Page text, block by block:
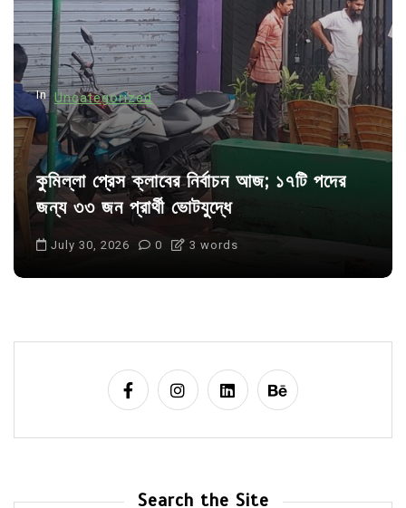
i
o
n
In Uncategorized
কুমিল্লা প্রেস ক্লাবের নির্বাচন আজ; ১৭টি পদের
জন্য ৩৩ জন প্রার্থী ভোটযুদ্ধে
July 30, 2026 0 3 words
Search the Site